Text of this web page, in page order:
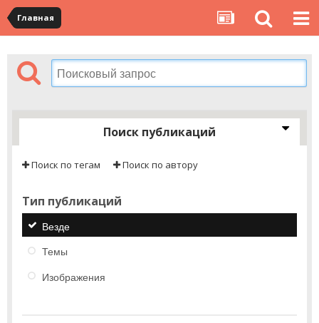
Главная
Поиск публикаций
Поиск по тегам Поиск по автору
Тип публикаций
Везде
Темы
Изображения